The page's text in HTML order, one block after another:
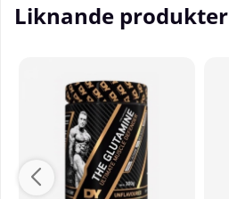
Liknande produkter